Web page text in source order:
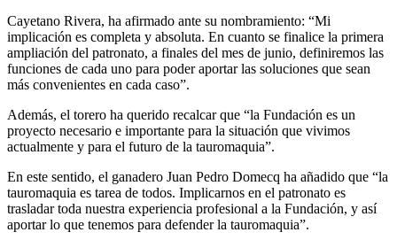
Cayetano Rivera, ha afirmado ante su nombramiento: “Mi
implicación es completa y absoluta. En cuanto se finalice la primera
ampliación del patronato, a finales del mes de junio, definiremos las
funciones de cada uno para poder aportar las soluciones que sean
más convenientes en cada caso”.
Además, el torero ha querido recalcar que “la Fundación es un
proyecto necesario e importante para la situación que vivimos
actualmente y para el futuro de la tauromaquia”.
En este sentido, el ganadero Juan Pedro Domecq ha añadido que “la
tauromaquia es tarea de todos. Implicarnos en el patronato es
trasladar toda nuestra experiencia profesional a la Fundación, y así
aportar lo que tenemos para defender la tauromaquia”.